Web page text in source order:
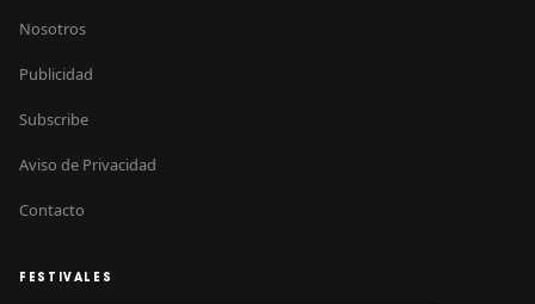
Nosotros
Publicidad
Subscribe
Aviso de Privacidad
Contacto
FESTIVALES